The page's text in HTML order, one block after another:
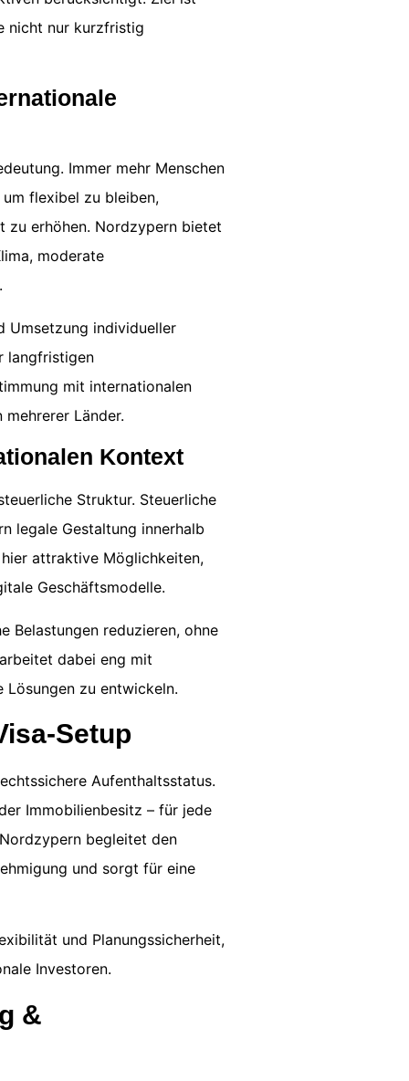
nicht nur kurzfristig
Immer mehr Menschen
flexibel zu bleiben,
zu erhöhen. Nordzypern bietet
moderate
Umsetzung individueller
langfristigen
mit internationalen
Länder.
Kontext
Struktur. Steuerliche
legale Gestaltung innerhalb
attraktive Möglichkeiten,
Geschäftsmodelle.
Belastungen reduzieren, ohne
dabei eng mit
zu entwickeln.
Setup
Aufenthaltsstatus.
Immobilienbesitz – für jede
begleitet den
und sorgt für eine
und Planungssicherheit,
Investoren.
&